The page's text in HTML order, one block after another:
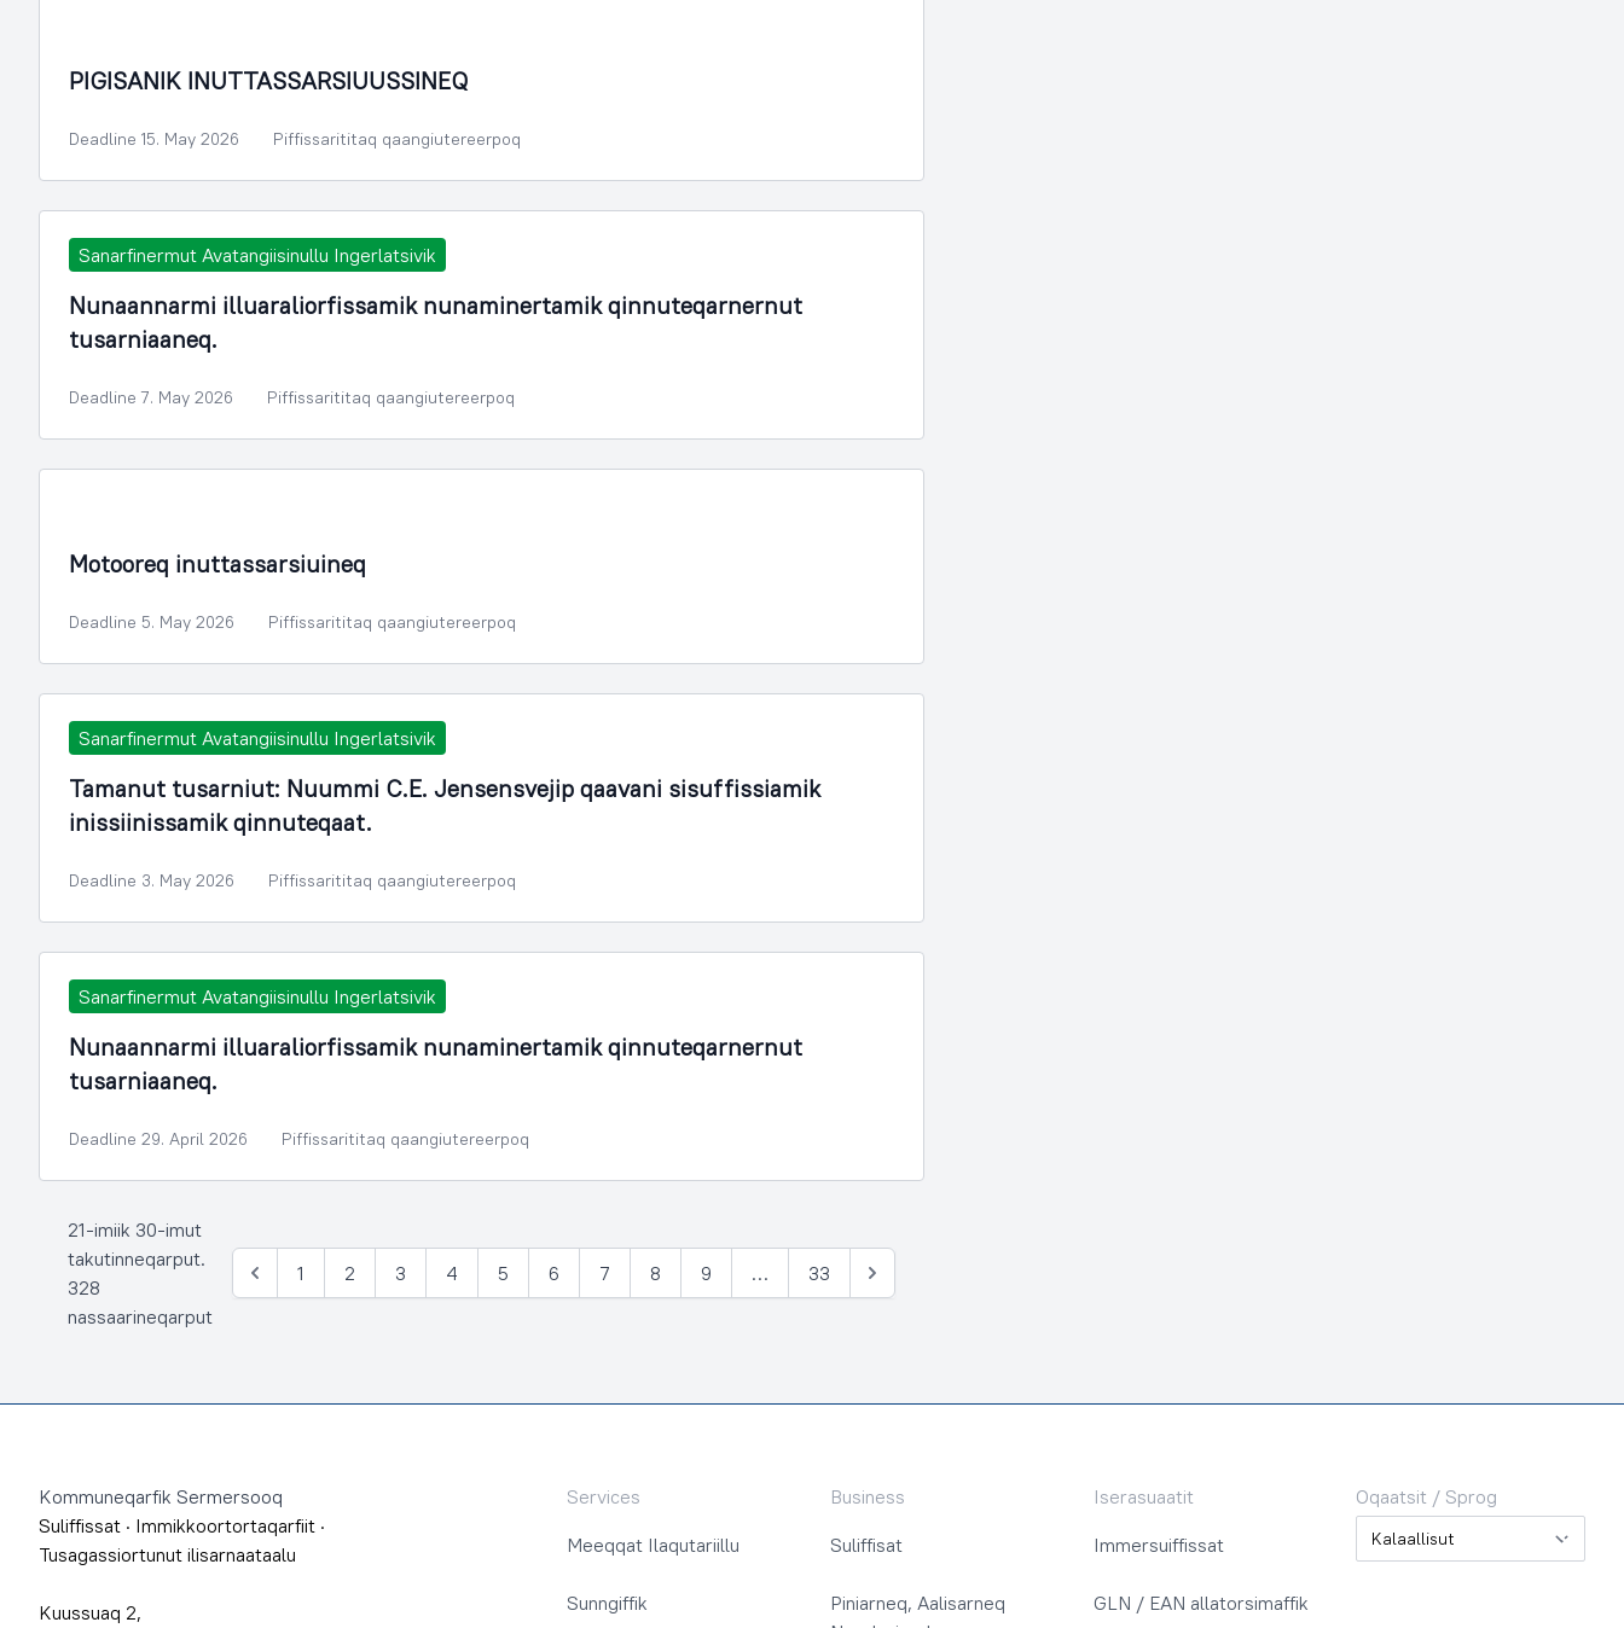
PIGISANIK INUTTASSARSIUUSSINEQ
Deadline 15. May 2026 Piffissarititaq qaangiutereerpoq
Sanarfinermut Avatangiisinullu Ingerlatsivik
Nunaannarmi illuaraliorfissamik nunaminertamik qinnuteqarnernut
tusarniaaneq.
Deadline 7. May 2026 Piffissarititaq qaangiutereerpoq
Motooreq inuttassarsiuineq
Deadline 5. May 2026 Piffissarititaq qaangiutereerpoq
Sanarfinermut Avatangiisinullu Ingerlatsivik
Tamanut tusarniut: Nuummi C.E. Jensensvejip qaavani sisuffissiamik
inissiinissamik qinnuteqaat.
Deadline 3. May 2026 Piffissarititaq qaangiutereerpoq
Sanarfinermut Avatangiisinullu Ingerlatsivik
Nunaannarmi illuaraliorfissamik nunaminertamik qinnuteqarnernut
tusarniaaneq.
Deadline 29. April 2026 Piffissarititaq qaangiutereerpoq
21-imiik 30-imut
takutinneqarput.
328
nassaarineqarput
Siulia
1 2 3 4 5 6 7 8 9 … 33
Tullia
Kommuneqarfik Sermersooq
Suliffissat · Immikkoortortaqarfiit ·
Tusagassiortunut ilisarnaataalu
Kuussuaq 2,
Services
Meeqqat Ilaqutariillu
Sunngiffik
Business
Suliffisat
Piniarneq, Aalisarneq
Iserasuaatit
Immersuiffissat
GLN / EAN allatorsimaffik
Oqaatsit / Sprog
Oqaatsit / Sprog